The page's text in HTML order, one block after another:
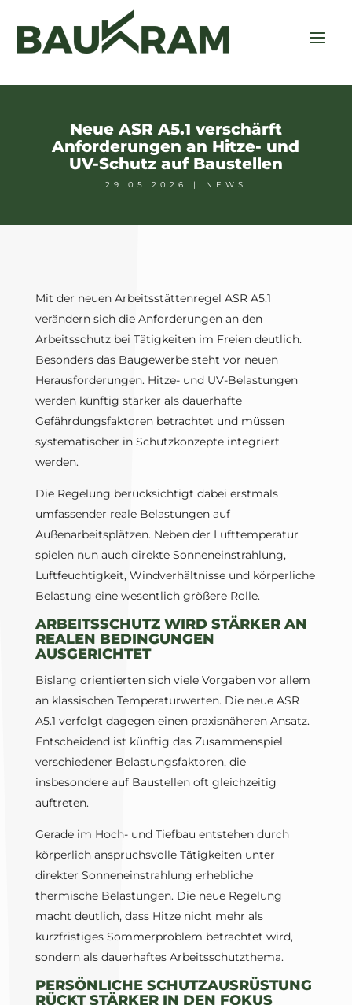
Neue ASR A5.1 verschärft
Anforderungen an Hitze- und
UV-Schutz auf Baustellen
29.05.2026 | NEWS
Mit der neuen Arbeitsstättenregel ASR A5.1
verändern sich die Anforderungen an den
Arbeitsschutz bei Tätigkeiten im Freien deutlich.
Besonders das Baugewerbe steht vor neuen
Herausforderungen. Hitze- und UV-Belastungen
werden künftig stärker als dauerhafte
Gefährdungsfaktoren betrachtet und müssen
systematischer in Schutzkonzepte integriert
werden.
Die Regelung berücksichtigt dabei erstmals
umfassender reale Belastungen auf
Außenarbeitsplätzen. Neben der Lufttemperatur
spielen nun auch direkte Sonneneinstrahlung,
Luftfeuchtigkeit, Windverhältnisse und körperliche
Belastung eine wesentlich größere Rolle.
ARBEITSSCHUTZ WIRD STÄRKER AN
REALEN BEDINGUNGEN
AUSGERICHTET
Bislang orientierten sich viele Vorgaben vor allem
an klassischen Temperaturwerten. Die neue ASR
A5.1 verfolgt dagegen einen praxisnäheren Ansatz.
Entscheidend ist künftig das Zusammenspiel
verschiedener Belastungsfaktoren, die
insbesondere auf Baustellen oft gleichzeitig
auftreten.
Gerade im Hoch- und Tiefbau entstehen durch
körperlich anspruchsvolle Tätigkeiten unter
direkter Sonneneinstrahlung erhebliche
thermische Belastungen. Die neue Regelung
macht deutlich, dass Hitze nicht mehr als
kurzfristiges Sommerproblem betrachtet wird,
sondern als dauerhaftes Arbeitsschutzthema.
PERSÖNLICHE SCHUTZAUSRÜSTUNG
RÜCKT STÄRKER IN DEN FOKUS